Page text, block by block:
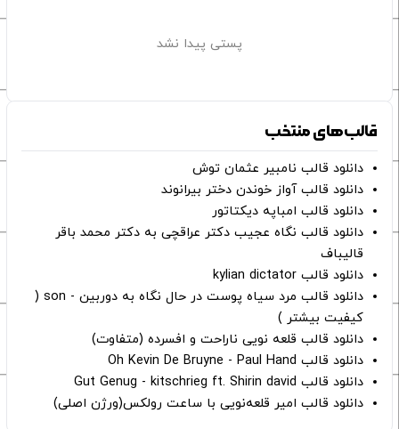
پستی پیدا نشد
قالب‌های منتخب
دانلود قالب نامبیر عثمان ‌توش
دانلود قالب آواز خوندن دختر بیرانوند
دانلود قالب امباپه دیکتاتور
دانلود قالب نگاه عجیب دکتر عراقچی به دکتر محمد باقر
قالیباف
دانلود قالب kylian dictator
دانلود قالب مرد سیاه پوست در حال نگاه به دوربین - son (
کیفیت بیشتر )
دانلود قالب قلعه نویی ناراحت و افسرده (متفاوت)
دانلود قالب Oh Kevin De Bruyne - Paul Hand
دانلود قالب Gut Genug - kitschrieg ft. Shirin david
دانلود قالب امیر قلعه‌نویی با ساعت رولکس(ورژن اصلی)